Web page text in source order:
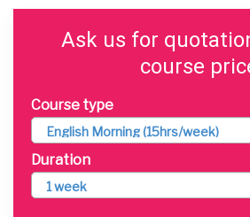
Ask us for
course
Course type
Duration